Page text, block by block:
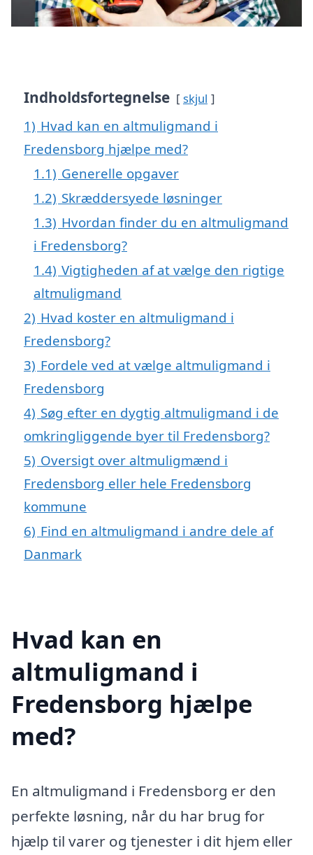
Indholdsfortegnelse skjul
1) Hvad kan en altmuligmand i
Fredensborg hjælpe med?
1.1) Generelle opgaver
1.2) Skræddersyede løsninger
1.3) Hvordan finder du en altmuligmand
i Fredensborg?
1.4) Vigtigheden af at vælge den rigtige
altmuligmand
2) Hvad koster en altmuligmand i
Fredensborg?
3) Fordele ved at vælge altmuligmand i
Fredensborg
4) Søg efter en dygtig altmuligmand i de
omkringliggende byer til Fredensborg?
5) Oversigt over altmuligmænd i
Fredensborg eller hele Fredensborg
kommune
6) Find en altmuligmand i andre dele af
Danmark
Hvad kan en
altmuligmand i
Fredensborg hjælpe
med?
En altmuligmand i Fredensborg er den
perfekte løsning, når du har brug for
hjælp til varer og tjenester i dit hjem eller